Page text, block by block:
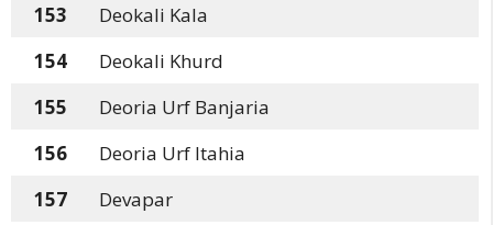
153
Deokali Kala
154
Deokali Khurd
155
Deoria Urf Banjaria
156
Deoria Urf Itahia
157
Devapar